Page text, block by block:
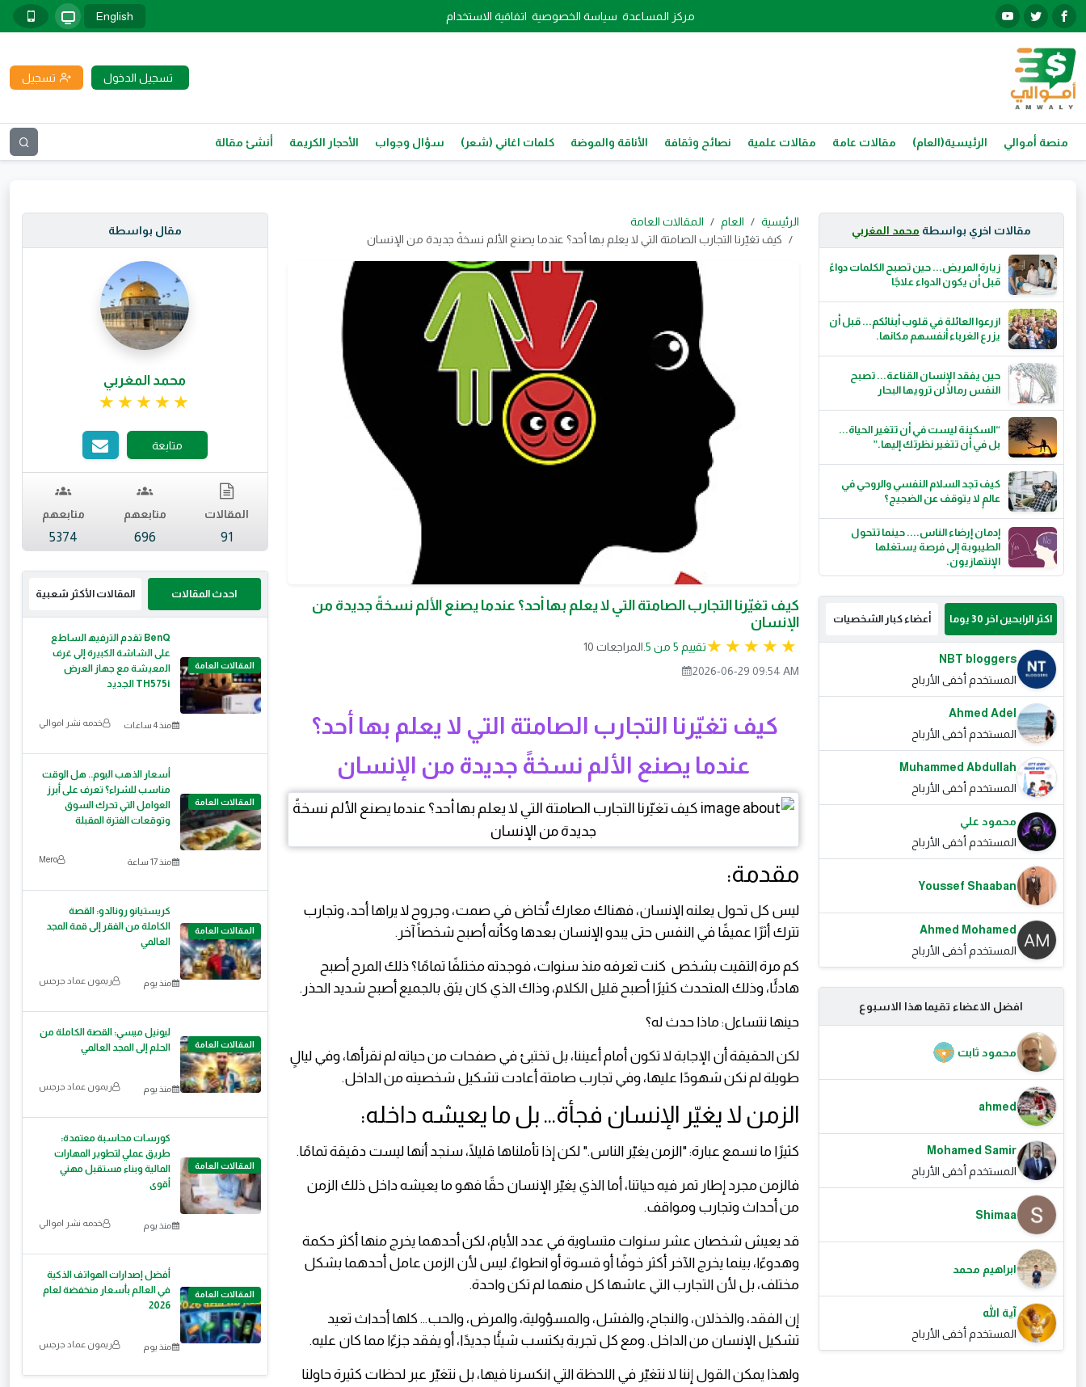
مركز المساعدة سياسة الخصوصية اتفاقية الاستخدام English
تسجيل الدخول تسجيل
منصة أموالي الرئيسية(العام) مقالات عامة مقالات علمية نصائح وثقافة الأناقة والموضة كلمات اغاني (شعر) سؤال وجواب الأحجار الكريمة أنشئ مقالة
مقالات اخري بواسطة محمد المغربي
زيارة المريض... حين تصبح الكلمات دواءً
قبل أن يكون الدواء علاجًا
ازرعوا العائلة في قلوب أبنائكم... قبل أن
يزرع الغرباء أنفسهم مكانها.
حين يفقد الإنسان القناعة... تصبح
النفس رمالًا لن ترويها البحار
“السكينة ليست في أن تتغير الحياة...
بل في أن تتغير نظرتك إليها.”
كيف تجد السلام النفسي والروحي في
عالمٍ لا يتوقف عن الضجيج؟
إدمان إرضاء الناس.... حينما تتحول
الطيبوبة إلى فرصة يستغلها
الإنتهازيون.
اكثر الرابحين اخر 30 يوما أعضاء كبار الشخصيات
NBT bloggers
المستخدم أخفى الأرباح
Ahmed Adel
المستخدم أخفى الأرباح
Muhammed Abdullah
المستخدم أخفى الأرباح
محمود علي
المستخدم أخفى الأرباح
Youssef Shaaban
Ahmed Mohamed
المستخدم أخفى الأرباح
افضل الاعضاء تقيما هذا الاسبوع
محمود ثابت
ahmed
Mohamed Samir
المستخدم أخفى الأرباح
Shimaa
ابراهيم محمد
آية الله
المستخدم أخفى الأرباح
الرئيسية العام
المقالات العامة
كيف تغيّرنا التجارب الصامتة التي لا يعلم بها أحد؟ عندما يصنع الألم نسخةً جديدة من الإنسان
كيف تغيّرنا التجارب الصامتة التي لا يعلم بها أحد؟ عندما يصنع الألم نسخةً جديدة من
الإنسان
تقييم 5 من 5.
10 المراجعات
2026-06-29 09:54 AM
كيف تغيّرنا التجارب الصامتة التي لا يعلم بها أحد؟
عندما يصنع الألم نسخةً جديدة من الإنسان
مقدمة:
ليس كل تحول يعلنه الإنسان، فهناك معارك تُخاض في صمت، وجروح لا يراها أحد، وتجارب
تترك أثرًا عميقًا في النفس حتى يبدو الإنسان بعدها وكأنه أصبح شخصاً آخر.
كم مرة التقيت بشخص كنت تعرفه منذ سنوات، فوجدته مختلفًا تمامًا؟ ذلك المرح أصبح
هادئًا، وذلك المتحدث كثيرًا أصبح قليل الكلام، وذاك الذي كان يثق بالجميع أصبح شديد الحذر.
حينها نتساءل: ماذا حدث له؟
لكن الحقيقة أن الإجابة لا تكون أمام أعيننا، بل تختبئ في صفحات من حياته لم نقرأها، وفي ليالٍ
طويلة لم نكن شهودًا عليها، وفي تجارب صامتة أعادت تشكيل شخصيته من الداخل.
الزمن لا يغيّر الإنسان فجأة... بل ما يعيشه داخله:
كثيرًا ما نسمع عبارة: "الزمن يغيّر الناس." لكن إذا تأملناها قليلًا، سنجد أنها ليست دقيقة تمامًا.
فالزمن مجرد إطار تمر فيه حياتنا، أما الذي يغيّر الإنسان حقًا فهو ما يعيشه داخل ذلك الزمن
من أحداث وتجارب ومواقف.
قد يعيش شخصان عشر سنوات متساوية في عدد الأيام، لكن أحدهما يخرج منها أكثر حكمة
وهدوءًا، بينما يخرج الآخر أكثر خوفًا أو قسوة أو انطواءً. ليس لأن الزمن عامل أحدهما بشكل
مختلف، بل لأن التجارب التي عاشها كل منهما لم تكن واحدة.
إن الفقد، والخذلان، والنجاح، والفشل، والمسؤولية، والمرض، والحب... كلها أحداث تعيد
تشكيل الإنسان من الداخل. ومع كل تجربة يكتسب شيئًا جديدًا، أو يفقد جزءًا مما كان عليه.
ولهذا يمكن القول إننا لا نتغيّر في اللحظة التي انكسرنا فيها، بل نتغيّر عبر لحظات كثيرة حاولنا
مقال بواسطة
محمد المغربي
تقييم 4.99 من 5.
متابعة
المقالات
91
متابعهم
696
متابعهم
5374
احدث المقالات المقالات الأكثر شعبية
المقالات العامة
BenQ ﺗﻘدم اﻟﺗرﻓﯾﮫ اﻟﺳﺎطﻊ
ﻋﻠﻰ اﻟﺷﺎﺷﺔ اﻟﻛﺑﯾرة إﻟﻰ ﻏرف
اﻟﻣﻌﯾﺷﺔ ﻣﻊ ﺟﮭﺎز اﻟﻌرض
TH575i اﻟﺟدﯾد
منذ 4 ساعات خدمه نشر اموالي
المقالات العامة
أسعار الذهب اليوم.. هل الوقت
مناسب للشراء؟ تعرف على أبرز
العوامل التي تحرك السوق
وتوقعات الفترة المقبلة
منذ 17 ساعة Mero
المقالات العامة
كريستيانو رونالدو: القصة
الكاملة من الفقر إلى قمة المجد
العالمي
منذ يوم ريمون عماد جرجس
المقالات العامة
ليونيل ميسي: القصة الكاملة من
الحلم إلى المجد العالمي
منذ يوم ريمون عماد جرجس
المقالات العامة
كورسات محاسبة معتمدة:
طريق عملي لتطوير المهارات
المالية وبناء مستقبل مهني
أقوى
منذ يوم خدمه نشر اموالي
المقالات العامة
أفضل إصدارات الهواتف الذكية
في العالم بأسعار منخفضة لعام
2026
منذ يوم ريمون عماد جرجس